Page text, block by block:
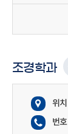
조경학과
위치
번호